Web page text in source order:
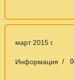
март 2015 г.
Информация